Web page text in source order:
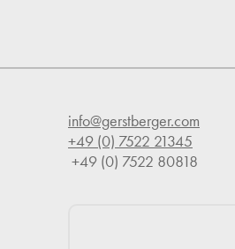
info@gerstberger.com
+49 (0) 7522 21345
+49 (0) 7522 80818